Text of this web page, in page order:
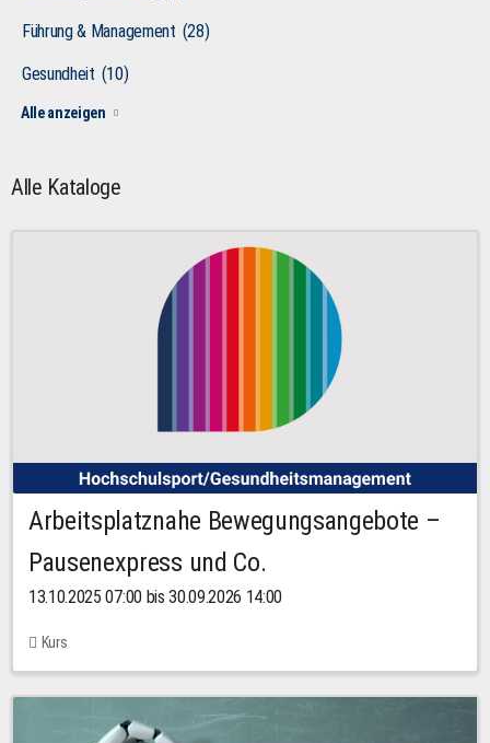
Führung & Management (28)
Gesundheit (10)
Alle anzeigen
Alle Kataloge
Arbeitsplatznahe Bewegungsangebote –
Pausenexpress und Co.
13.10.2025 07:00 bis 30.09.2026 14:00
Kurs